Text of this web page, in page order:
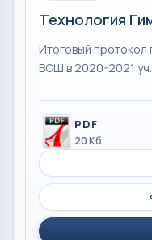
Технология
Итоговый протокол
ВОШ в 2020-2021
PDF
20 Кб